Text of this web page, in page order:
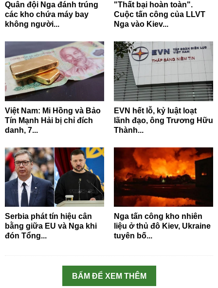
Quân đội Nga đánh trúng
các kho chứa máy bay
không người...
"Thất bại hoàn toàn".
Cuộc tấn công của LLVT
Nga vào Kiev...
Việt Nam: Mi Hồng và Bảo
Tín Mạnh Hải bị chỉ đích
danh, 7...
EVN hết lỗ, kỷ luật loạt
lãnh đạo, ông Trương Hữu
Thành...
Serbia phát tín hiệu cân
bằng giữa EU và Nga khi
đón Tổng...
Nga tấn công kho nhiên
liệu ở thủ đô Kiev, Ukraine
tuyên bố...
BẤM ĐỂ XEM THÊM